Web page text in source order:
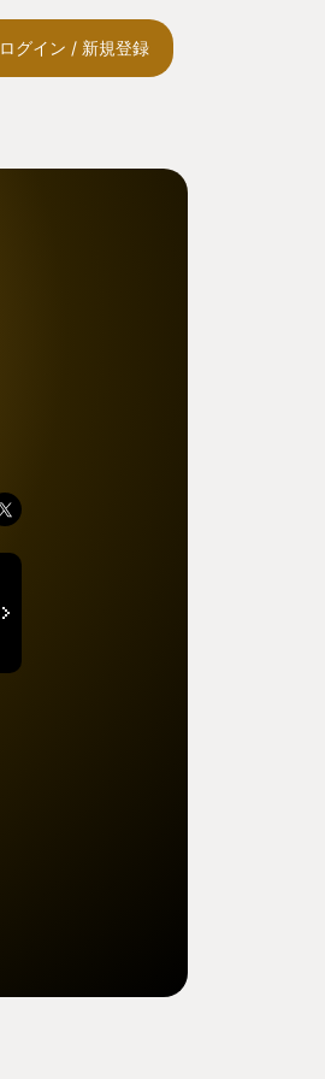
ログイン / 新規登録